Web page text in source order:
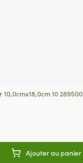
10 289500
Ajouter au panier